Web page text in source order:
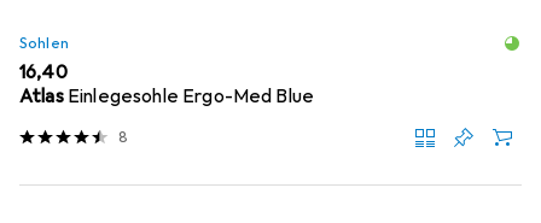
Sohlen
EUR
16,40
Atlas Einlegesohle Ergo-Med Blue
8